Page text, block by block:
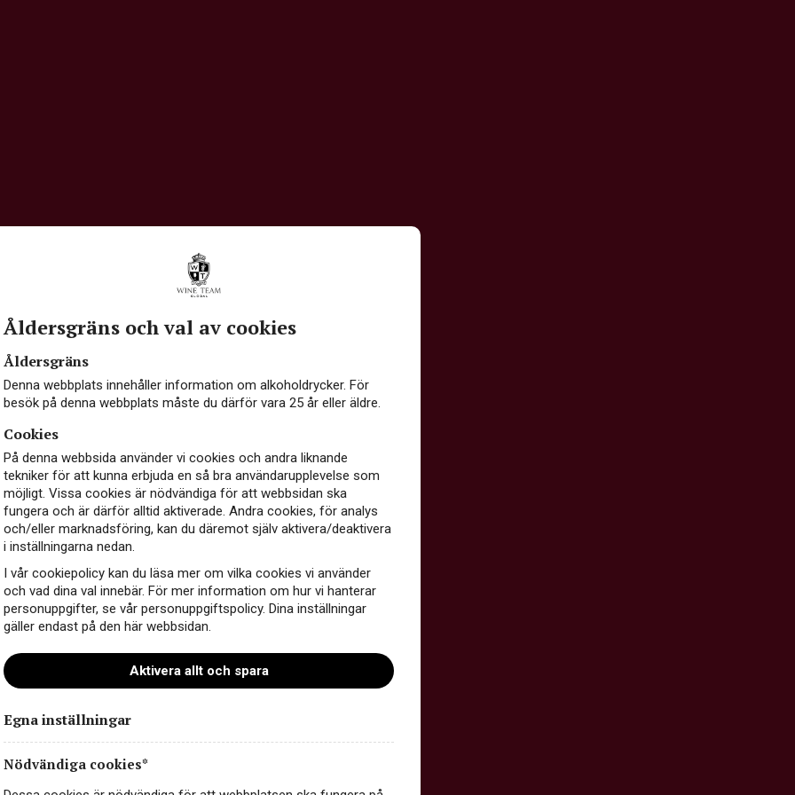
Åldersgräns och val av cookies
Åldersgräns
Denna webbplats innehåller information om alkoholdrycker. För
besök på denna webbplats måste du därför vara 25 år eller äldre.
Cookies
På denna webbsida använder vi cookies och andra liknande
tekniker för att kunna erbjuda en så bra användarupplevelse som
möjligt. Vissa cookies är nödvändiga för att webbsidan ska
fungera och är därför alltid aktiverade. Andra cookies, för analys
och/eller marknadsföring, kan du däremot själv aktivera/deaktivera
i inställningarna nedan.
I vår cookiepolicy kan du läsa mer om vilka cookies vi använder
och vad dina val innebär. För mer information om hur vi hanterar
personuppgifter, se vår personuppgiftspolicy. Dina inställningar
gäller endast på den här webbsidan.
Aktivera allt och spara
Egna inställningar
Nödvändiga cookies*